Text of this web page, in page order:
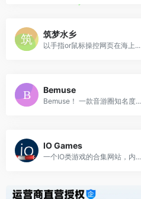
筑梦水乡
以手指or鼠标操控网页在海上...
Bemuse
Bemuse！ 一款音游圈知名度...
IO Games
一个IO类游戏的合集网站，内...